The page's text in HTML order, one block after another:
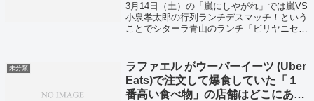
3月14日（土）の「嵐にしやがれ」では嵐VS
小泉孝太郎の行列ランチデスマッチ！という
ことでシターラ青山のランチ「ビリヤニセッ
未分類
ラファエル がウーバーイーツ (Uber
Eats)で注文して爆食していた「１
番高い食べ物」の店舗はどこにあ